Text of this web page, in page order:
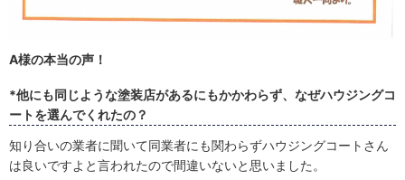
A様の本当の声！
*他にも同じような塗装店があるにもかかわらず、なぜハウジングコ
ートを選んでくれたの？
知り合いの業者に聞いて同業者にも関わらずハウジングコートさん
は良いですよと言われたので間違いないと思いました。